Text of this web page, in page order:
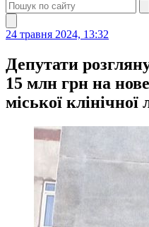
24 травня 2024, 13:32
Депутати
15 млн грн на
міської клінічної